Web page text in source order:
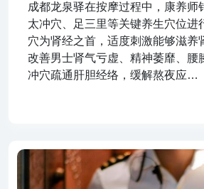
成都龙泉驿在按摩过程中，康养师
太冲穴、足三里等关键养生穴位进
穴为肾经之首，适度刺激能够滋养
改善男士肾气亏虚、精神萎靡、腰
冲穴疏通肝胆经络，缓解熬夜应…